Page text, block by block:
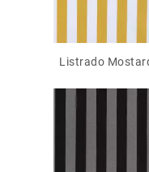
Listrado